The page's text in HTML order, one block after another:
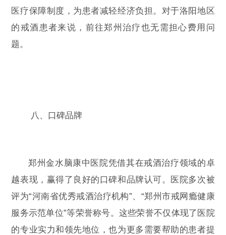
医疗保障制度，为患者减轻经济负担。对于洛阳地区
的戒酒患者来说，前往郑州治疗也无需担心费用问
题。
八、口碑品牌
郑州金水脑康中医院凭借其在戒酒治疗领域的卓
越表现，赢得了良好的口碑和品牌认可。医院多次被
评为“河南省优秀戒酒治疗机构”、“郑州市戒网瘾健康
服务示范单位”等荣誉称号。这些荣誉不仅体现了医院
的专业实力和领先地位，也为更多需要帮助的患者提